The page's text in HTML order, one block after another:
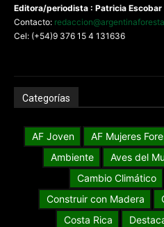
Editora/periodista : Patricia Escobar
Contacto:
Cel: (+54)9 376 15 4 131636
Categorías
AF Joven AF Mujeres
Ambiente
Aves del
Cambio Climático
Construir con Madera
Costa Rica